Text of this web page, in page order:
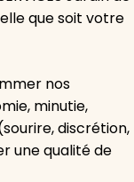
que soit votre
nos
minutie,
discrétion,
une qualité de